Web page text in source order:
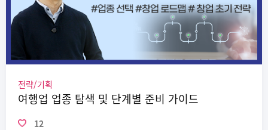
전략/기획
여행업 업종 탐색 및 단계별 준비 가이드
12